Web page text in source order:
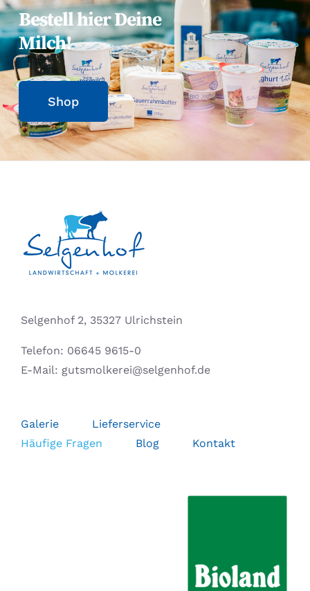
Bestell hier Deine
Milch!
Shop
Selgenhof 2, 35327 Ulrichstein
Telefon: 06645 9615-0
E-Mail: gutsmolkerei@selgenhof.de
Galerie
Lieferservice
Häufige Fragen
Blog Kontakt